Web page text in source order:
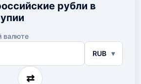
рубли в
валюте
RUB
⇄